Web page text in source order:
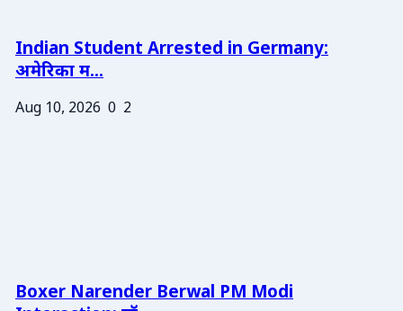
Indian Student Arrested in Germany:
अमेरिका म...
Aug 10, 2026 0 2
Boxer Narender Berwal PM Modi